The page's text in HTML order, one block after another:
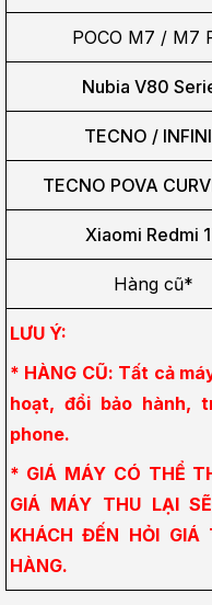
POCO M7 / M7
Nubia V80
TECNO /
TECNO POVA
Xiaomi Redmi
Hàng cũ*
LƯU Ý:
* HÀNG CŨ: Tất cả
hoạt, đổi bảo hành,
phone.
* GIÁ MÁY CÓ THỂ
GIÁ MÁY THU LẠI
KHÁCH ĐẾN HỎI
HÀNG.